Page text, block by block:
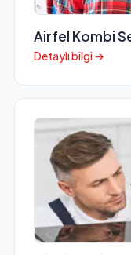
Airfel Kombi
Detaylı bilgi →